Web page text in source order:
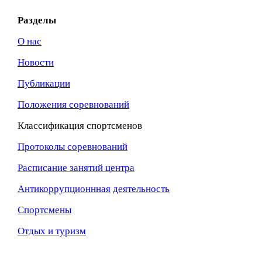
Разделы
О нас
Новости
Публикации
Положения соревнований
Классификация спортсменов
Протоколы соревнований
Расписание занятий центра
Антикоррупционнная деятельность
Спортсмены
Отдых и туризм